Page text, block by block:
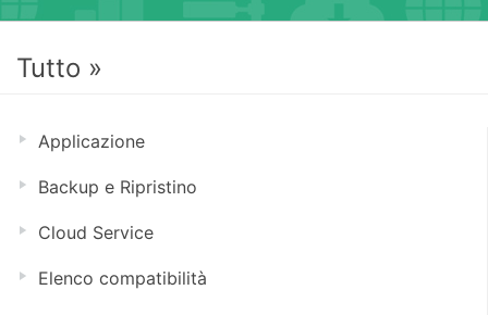
Tutto »
Applicazione
Backup e Ripristino
Cloud Service
Elenco compatibilità